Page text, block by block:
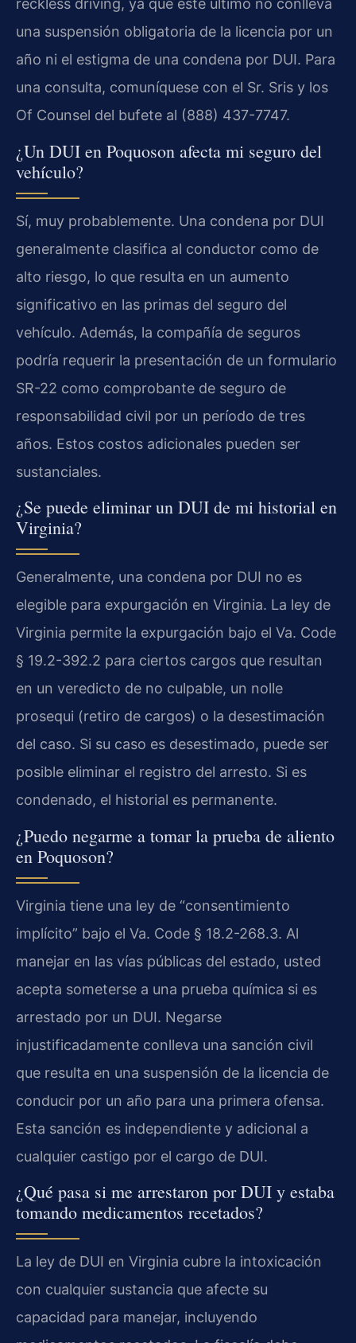
reckless driving, ya que este último no conlleva
una suspensión obligatoria de la licencia por un
año ni el estigma de una condena por DUI. Para
una consulta, comuníquese con el Sr. Sris y los
Of Counsel del bufete al (888) 437-7747.
¿Un DUI en Poquoson afecta mi seguro del
vehículo?
Sí, muy probablemente. Una condena por DUI
generalmente clasifica al conductor como de
alto riesgo, lo que resulta en un aumento
significativo en las primas del seguro del
vehículo. Además, la compañía de seguros
podría requerir la presentación de un formulario
SR-22 como comprobante de seguro de
responsabilidad civil por un período de tres
años. Estos costos adicionales pueden ser
sustanciales.
¿Se puede eliminar un DUI de mi historial en
Virginia?
Generalmente, una condena por DUI no es
elegible para expurgación en Virginia. La ley de
Virginia permite la expurgación bajo el Va. Code
§ 19.2-392.2 para ciertos cargos que resultan
en un veredicto de no culpable, un nolle
prosequi (retiro de cargos) o la desestimación
del caso. Si su caso es desestimado, puede ser
posible eliminar el registro del arresto. Si es
condenado, el historial es permanente.
¿Puedo negarme a tomar la prueba de aliento
en Poquoson?
Virginia tiene una ley de “consentimiento
implícito” bajo el Va. Code § 18.2-268.3. Al
manejar en las vías públicas del estado, usted
acepta someterse a una prueba química si es
arrestado por un DUI. Negarse
injustificadamente conlleva una sanción civil
que resulta en una suspensión de la licencia de
conducir por un año para una primera ofensa.
Esta sanción es independiente y adicional a
cualquier castigo por el cargo de DUI.
¿Qué pasa si me arrestaron por DUI y estaba
tomando medicamentos recetados?
La ley de DUI en Virginia cubre la intoxicación
con cualquier sustancia que afecte su
capacidad para manejar, incluyendo